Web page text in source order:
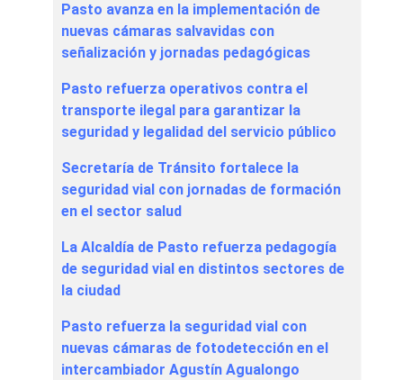
Pasto avanza en la implementación de
nuevas cámaras salvavidas con
señalización y jornadas pedagógicas
Pasto refuerza operativos contra el
transporte ilegal para garantizar la
seguridad y legalidad del servicio público
Secretaría de Tránsito fortalece la
seguridad vial con jornadas de formación
en el sector salud
La Alcaldía de Pasto refuerza pedagogía
de seguridad vial en distintos sectores de
la ciudad
Pasto refuerza la seguridad vial con
nuevas cámaras de fotodetección en el
intercambiador Agustín Agualongo